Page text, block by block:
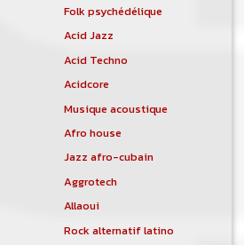
Folk psychédélique
Acid Jazz
Acid Techno
Acidcore
Musique acoustique
Afro house
Jazz afro-cubain
Aggrotech
Allaoui
Rock alternatif latino